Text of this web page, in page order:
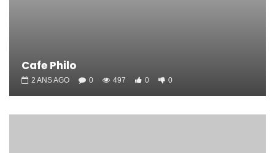
Cafe Philo
2 ANS AGO 0 497 0 0